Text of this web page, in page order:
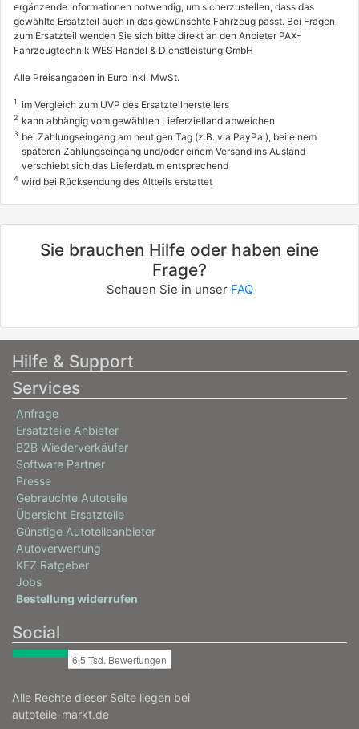
ergänzende Informationen notwendig, um sicherzustellen, dass das
gewählte Ersatzteil auch in das gewünschte Fahrzeug passt. Bei Fragen
zum Ersatzteil wenden Sie sich bitte direkt an den Anbieter PAX-
Fahrzeugtechnik WES Handel & Dienstleistung GmbH
Alle Preisangaben in Euro inkl. MwSt.
1 im Vergleich zum UVP des Ersatzteilherstellers
2 kann abhängig vom gewählten Lieferzielland abweichen
3 bei Zahlungseingang am heutigen Tag (z.B. via PayPal), bei einem
späteren Zahlungseingang und/oder einem Versand ins Ausland
verschiebt sich das Lieferdatum entsprechend
4 wird bei Rücksendung des Altteils erstattet
Sie brauchen Hilfe oder haben eine
Frage?
Schauen Sie in unser FAQ
Hilfe & Support
Services
Anfrage
Ersatzteile Anbieter
B2B Wiederverkäufer
Software Partner
Presse
Gebrauchte Autoteile
Übersicht Ersatzteile
Günstige Autoteileanbieter
Autoverwertung
KFZ Ratgeber
Jobs
Bestellung widerrufen
Social
Alle Rechte dieser Seite liegen bei
autoteile-markt.de